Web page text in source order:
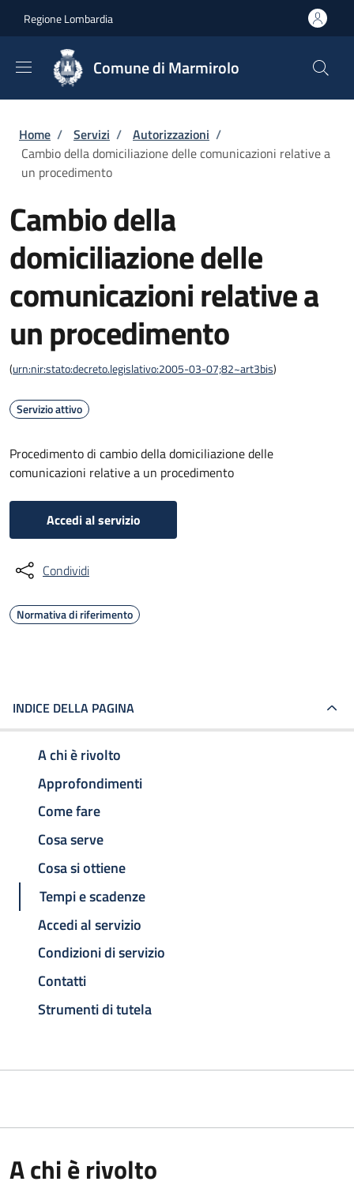
Regione Lombardia
Comune di Marmirolo
Briciole di pane
Home / Servizi / Autorizzazioni /
Cambio della domiciliazione delle comunicazioni relative a
un procedimento
Cambio della
domiciliazione delle
comunicazioni relative a
un procedimento
(urn:nir:stato:decreto.legislativo:2005-03-07;82~art3bis)
Servizio attivo
Procedimento di cambio della domiciliazione delle
comunicazioni relative a un procedimento
Accedi al servizio
Condividi
Normativa di riferimento
INDICE DELLA PAGINA
A chi è rivolto
Approfondimenti
Come fare
Cosa serve
Cosa si ottiene
Tempi e scadenze
Accedi al servizio
Condizioni di servizio
Contatti
Strumenti di tutela
A chi è rivolto